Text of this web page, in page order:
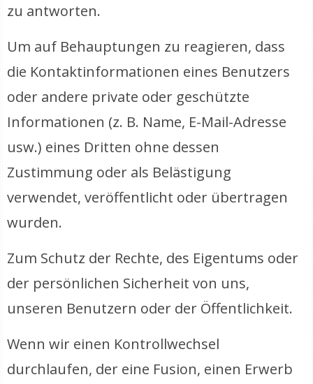
zu antworten.
Um auf Behauptungen zu reagieren, dass
die Kontaktinformationen eines Benutzers
oder andere private oder geschützte
Informationen (z. B. Name, E-Mail-Adresse
usw.) eines Dritten ohne dessen
Zustimmung oder als Belästigung
verwendet, veröffentlicht oder übertragen
wurden.
Zum Schutz der Rechte, des Eigentums oder
der persönlichen Sicherheit von uns,
unseren Benutzern oder der Öffentlichkeit.
Wenn wir einen Kontrollwechsel
durchlaufen, der eine Fusion, einen Erwerb